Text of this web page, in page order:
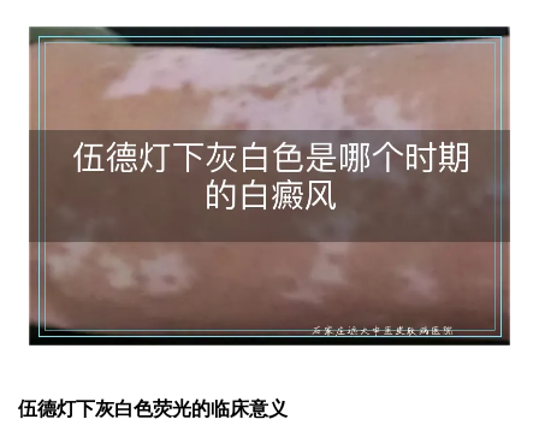
组织病理学等检查综合评估，以排除白
色糠疹，炎症后色素减退等类似病症及
时干预可有效控制病情进展，改善预
伍德灯下灰白色荧光的临床意义